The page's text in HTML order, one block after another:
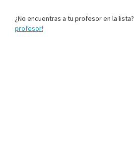
¿No encuentras a tu profesor en la lista?
profesor!